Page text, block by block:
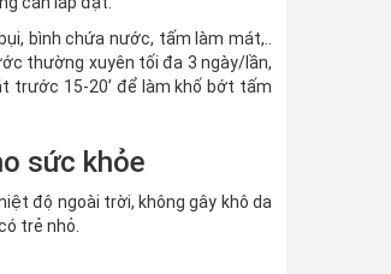
bình chứa nước, tấm làm mát,..
thường xuyên tối đa 3 ngày/lần,
trước 15-20’ để làm khố bớt tấm
sức khỏe
độ ngoài trời, không gây khô da
trẻ nhỏ.